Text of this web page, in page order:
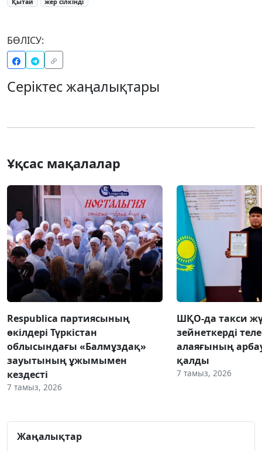
БӨЛІСУ:
Серіктес жаңалықтары
Ұқсас мақалалар
Respublica партиясының
өкілдері Түркістан
облысындағы «Балмұздақ»
зауытының ұжымымен
кездесті
7 тамыз, 2026
ШҚО-да такси
зейнеткерді
алаяғының
қалды
7 тамыз, 2026
Жаңалықтар